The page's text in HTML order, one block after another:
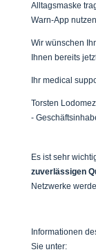
Alltagsmaske
Warn-App
Wir wünschen
Ihnen bereits
Ihr medical
Torsten Lodomez
-
Es ist sehr
zuverlässigen
Netzwerke
Informationen
Sie unter: